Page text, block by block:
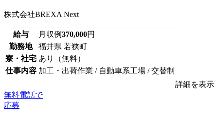
株式会社BREXA Next
給与 月収例370,000円
勤務地
福井県 若狭町
寮・社宅 あり（無料）
仕事内容 加工・出荷作業 / 自動車系工場 / 交替制
詳細を表示
無料電話で
応募